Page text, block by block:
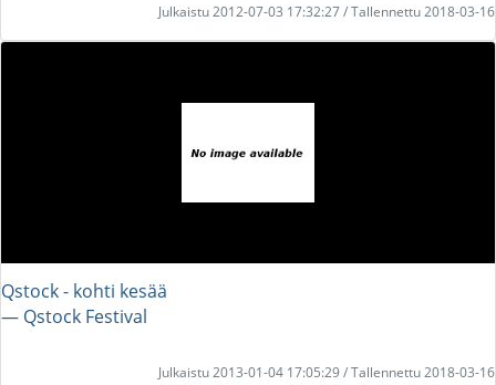
Julkaistu 2012-07-03 17:32:27 / Tallennettu 2018-03-16
Qstock - kohti kesää
― Qstock Festival
Julkaistu 2013-01-04 17:05:29 / Tallennettu 2018-03-16